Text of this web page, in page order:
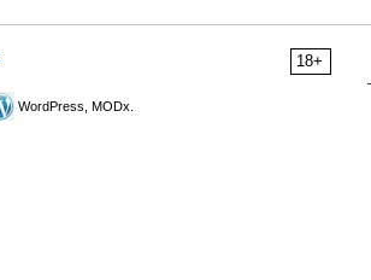
18+
WordPress, MODx.